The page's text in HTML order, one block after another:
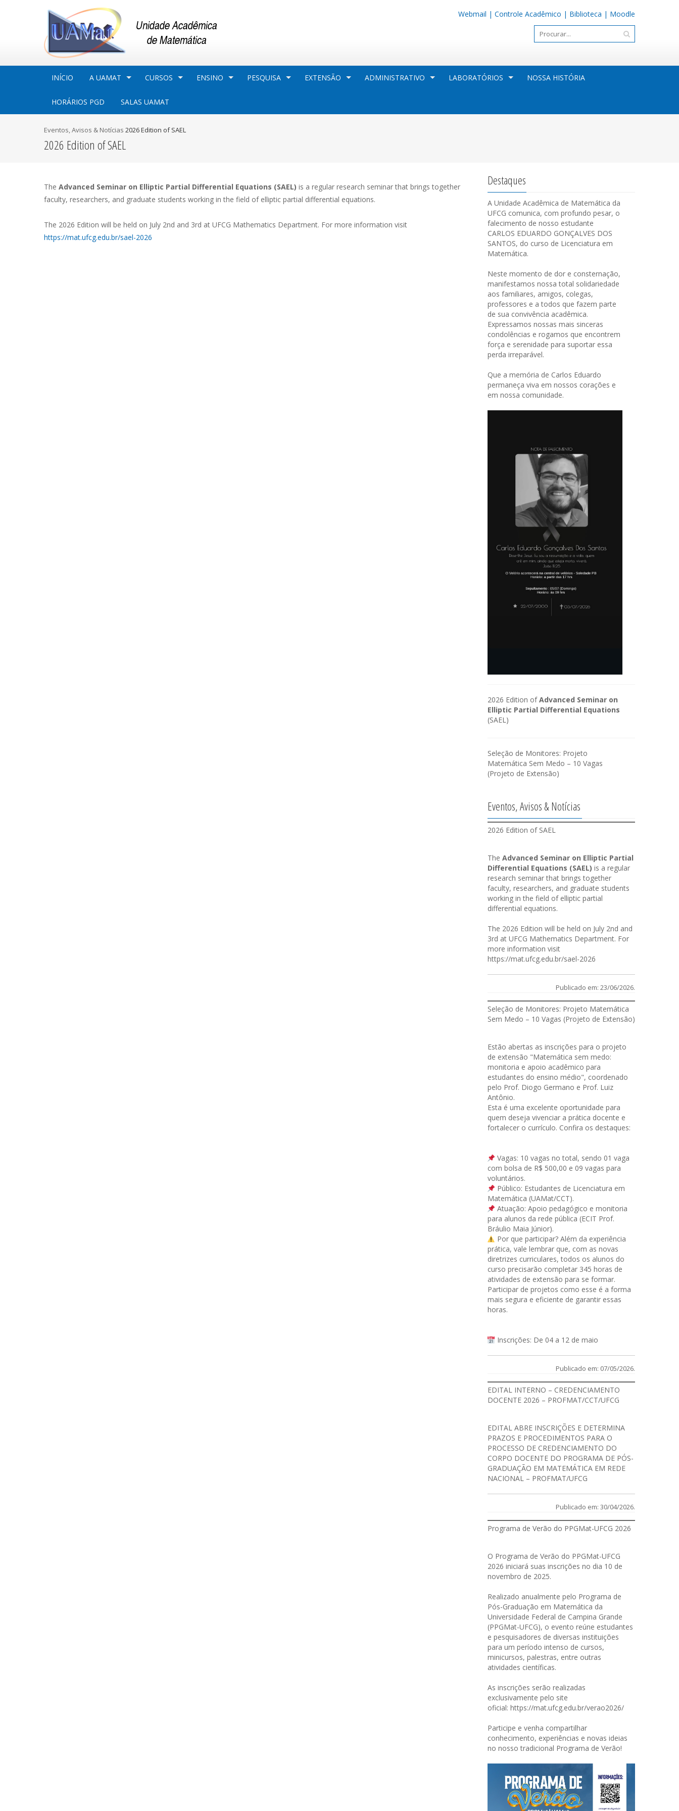
Webmail | Controle Acadêmico | Biblioteca | Moodle
INÍCIO A UAMAT CURSOS ENSINO PESQUISA EXTENSÃO ADMINISTRATIVO LABORATÓRIOS NOSSA HISTÓRIA
HORÁRIOS PGD SALAS UAMAT
Eventos, Avisos & Notí­cias 2026 Edition of SAEL
2026 Edition of SAEL
The Advanced Seminar on Elliptic Partial Differential Equations (SAEL) is a regular research seminar that brings together
faculty, researchers, and graduate students working in the field of elliptic partial differential equations.
The 2026 Edition will be held on July 2nd and 3rd at UFCG Mathematics Department. For more information visit
https://mat.ufcg.edu.br/sael-2026
Destaques
A Unidade Acadêmica de Matemática da
UFCG comunica, com profundo pesar, o
falecimento de nosso estudante
CARLOS EDUARDO GONÇALVES DOS
SANTOS, do curso de Licenciatura em
Matemática.
Neste momento de dor e consternação,
manifestamos nossa total solidariedade
aos familiares, amigos, colegas,
professores e a todos que fazem parte
de sua convivência acadêmica.
Expressamos nossas mais sinceras
condolências e rogamos que encontrem
força e serenidade para suportar essa
perda irreparável.
Que a memória de Carlos Eduardo
permaneça viva em nossos corações e
em nossa comunidade.
2026 Edition ofAdvanced Seminar on
Elliptic Partial Differential Equations
(SAEL)
Seleção de Monitores: Projeto
Matemática Sem Medo – 10 Vagas
(Projeto de Extensão)
Eventos, Avisos & Notícias
2026 Edition of SAEL
The Advanced Seminar on Elliptic Partial
Differential Equations (SAEL) is a regular
research seminar that brings together
faculty, researchers, and graduate students
working in the field of elliptic partial
differential equations.
The 2026 Edition will be held on July 2nd and
3rd at UFCG Mathematics Department. For
more information visit
https://mat.ufcg.edu.br/sael-2026
Publicado em: 23/06/2026.
Seleção de Monitores: Projeto Matemática
Sem Medo – 10 Vagas (Projeto de Extensão)
Estão abertas as inscrições para o projeto
de extensão "Matemática sem medo:
monitoria e apoio acadêmico para
estudantes do ensino médio", coordenado
pelo Prof. Diogo Germano e Prof. Luiz
Antônio.
Esta é uma excelente oportunidade para
quem deseja vivenciar a prática docente e
fortalecer o currículo. Confira os destaques:
Vagas: 10 vagas no total, sendo 01 vaga
com bolsa de R$ 500,00 e 09 vagas para
voluntários.
Público: Estudantes de Licenciatura em
Matemática (UAMat/CCT).
Atuação: Apoio pedagógico e monitoria
para alunos da rede pública (ECIT Prof.
Bráulio Maia Júnior).
Por que participar? Além da experiência
prática, vale lembrar que, com as novas
diretrizes curriculares, todos os alunos do
curso precisarão completar 345 horas de
atividades de extensão para se formar.
Participar de projetos como esse é a forma
mais segura e eficiente de garantir essas
horas.
Inscrições: De 04 a 12 de maio
Publicado em: 07/05/2026.
EDITAL INTERNO – CREDENCIAMENTO
DOCENTE 2026 – PROFMAT/CCT/UFCG
EDITALABRE INSCRIÇÕES E DETERMINA
PRAZOS E PROCEDIMENTOS PARA O
PROCESSO DE CREDENCIAMENTO DO
CORPO DOCENTE DO PROGRAMA DE PÓS-
GRADUAÇÃO EM MATEMÁTICA EM REDE
NACIONAL – PROFMAT/UFCG
Publicado em: 30/04/2026.
Programa de Verão do PPGMat-UFCG 2026
O Programa de Verão do PPGMat-UFCG
2026 iniciará suas inscrições no dia 10 de
novembro de 2025.
Realizado anualmente pelo Programa de
Pós-Graduação em Matemática da
Universidade Federal de Campina Grande
(PPGMat-UFCG), o evento reúne estudantes
e pesquisadores de diversas instituições
para um período intenso de cursos,
minicursos, palestras, entre outras
atividades científicas.
As inscrições serão realizadas
exclusivamente pelo site
oficial: https://mat.ufcg.edu.br/verao2026/
Participe e venha compartilhar
conhecimento, experiências e novas ideias
no nosso tradicional Programa de Verão!